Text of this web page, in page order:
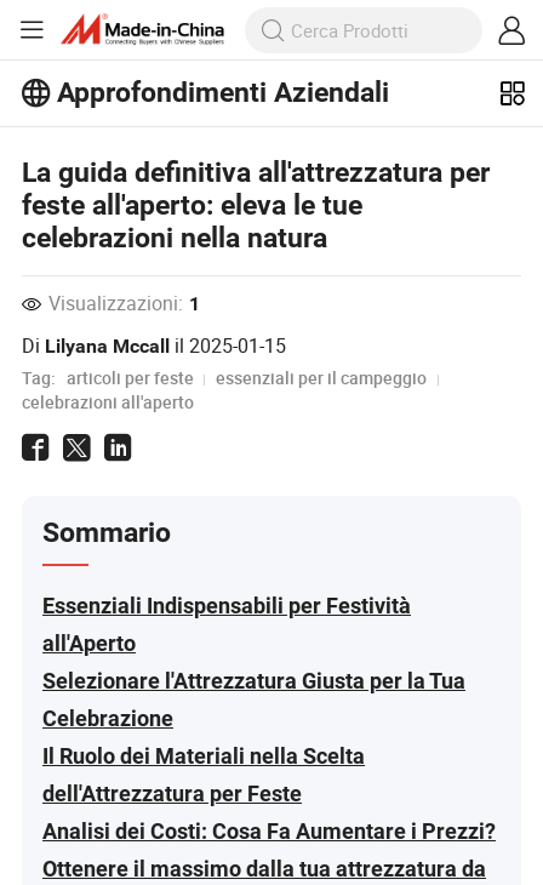
Approfondimenti Aziendali
La guida definitiva all'attrezzatura per
feste all'aperto: eleva le tue
celebrazioni nella natura
Visualizzazioni: 1
Di Lilyana Mccall il2025-01-15
Tag: articoli per feste
essenziali per il campeggio
celebrazioni all'aperto
Sommario
Essenziali Indispensabili per Festività
all'Aperto
Selezionare l'Attrezzatura Giusta per la Tua
Celebrazione
Il Ruolo dei Materiali nella Scelta
dell'Attrezzatura per Feste
Analisi dei Costi: Cosa Fa Aumentare i Prezzi?
Ottenere il massimo dalla tua attrezzatura da